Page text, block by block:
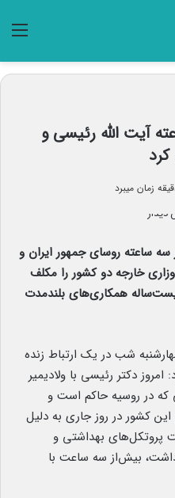
دیدار ۳ ساعته آیت الله رئیسی و
سه ساعته روسای جمهور ایران و
خارجه دو کشور را مکلف
همکاری‌های بلندمدت
شب در یک ارتباط زنده
امروز دکتر رئیسی با ولادیمیر
که در روسیه حاکم است و
۷۰۰ نفر از مردم این کشور در روز جاری به دلیل
پروتکل‌های بهداشتی و
بیش‌از سه ساعت با